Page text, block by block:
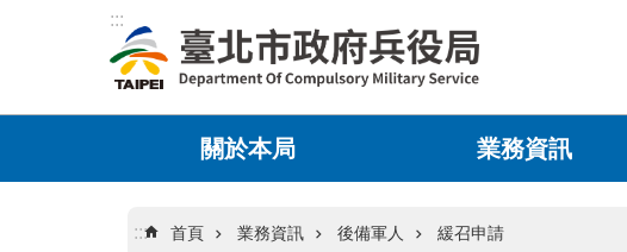
跳到主要內容區塊
:::
關於本局 業務資訊
::: 首頁 業務資訊 後備軍人 緩召申請